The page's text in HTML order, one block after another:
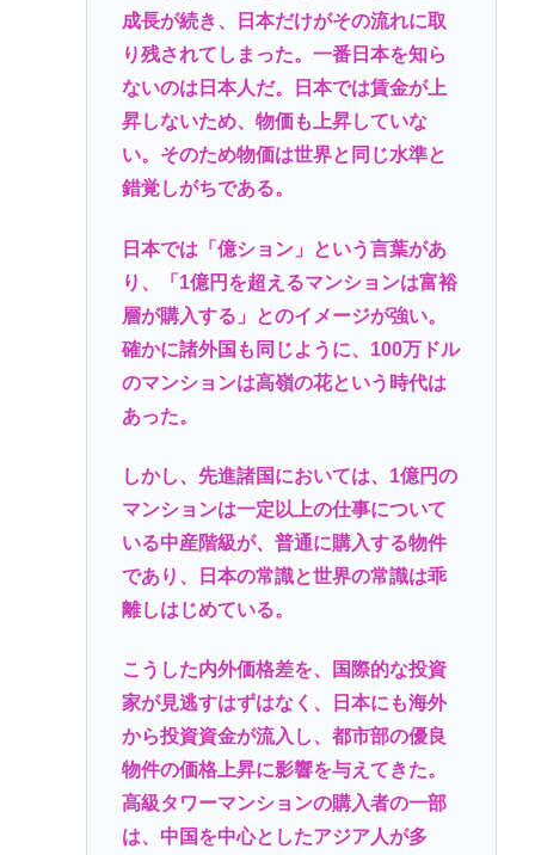
成長が続き、日本だけがその流れに取
り残されてしまった。一番日本を知ら
ないのは日本人だ。日本では賃金が上
昇しないため、物価も上昇していな
い。そのため物価は世界と同じ水準と
錯覚しがちである。
日本では「億ション」という言葉があ
り、「1億円を超えるマンションは富裕
層が購入する」とのイメージが強い。
確かに諸外国も同じように、100万ドル
のマンションは高嶺の花という時代は
あった。
しかし、先進諸国においては、1億円の
マンションは一定以上の仕事について
いる中産階級が、普通に購入する物件
であり、日本の常識と世界の常識は乖
離しはじめている。
こうした内外価格差を、国際的な投資
家が見逃すはずはなく、日本にも海外
から投資資金が流入し、都市部の優良
物件の価格上昇に影響を与えてきた。
高級タワーマンションの購入者の一部
は、中国を中心としたアジア人が多